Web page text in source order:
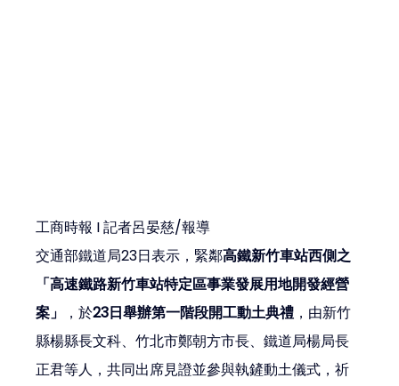
工商時報 I 記者呂晏慈/報導
交通部鐵道局23日表示，緊鄰高鐵新竹車站西側之
「高速鐵路新竹車站特定區事業發展用地開發經營
案」
，於23日舉辦第一階段開工動土典禮 ，由新竹
縣楊縣長文科、竹北市鄭朝方市長、鐵道局楊局長
正君等人，共同出席見證並參與執鏟動土儀式，祈